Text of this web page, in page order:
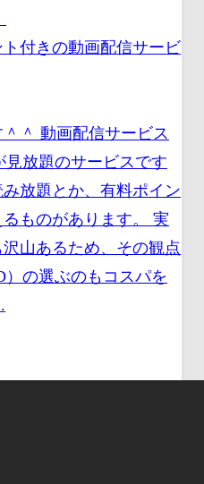
付きの動画配信サービ
＾ 動画配信サービス
見放題のサービスです
放題とか、有料ポイン
ものがあります。 実
山あるため、その観点
の選ぶのもコスパを